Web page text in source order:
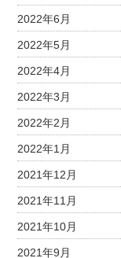
2022年6月
2022年5月
2022年4月
2022年3月
2022年2月
2022年1月
2021年12月
2021年11月
2021年10月
2021年9月